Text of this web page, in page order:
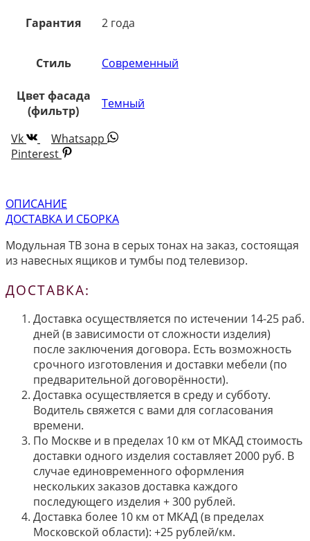
Гарантия 2 года
Стиль Современный
Цвет фасада
(фильтр)
Темный
Vk
Whatsapp
Pinterest
ОПИСАНИЕ
ДОСТАВКА И СБОРКА
Модульная ТВ зона в серых тонах на заказ, состоящая
из навесных ящиков и тумбы под телевизор.
ДОСТАВКА:
Доставка осуществляется по истечении 14-25 раб.
дней (в зависимости от сложности изделия)
после заключения договора. Есть возможность
срочного изготовления и доставки мебели (по
предварительной договорённости).
Доставка осуществляется в среду и субботу.
Водитель свяжется с вами для согласования
времени.
По Москве и в пределах 10 км от МКАД стоимость
доставки одного изделия составляет 2000 руб. В
случае единовременного оформления
нескольких заказов доставка каждого
последующего изделия + 300 рублей.
Доставка более 10 км от МКАД (в пределах
Московской области): +25 рублей/км.